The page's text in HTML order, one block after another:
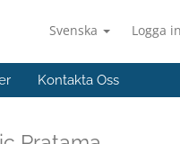
Svenska Logga in
Kontakta Oss